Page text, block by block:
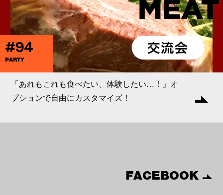
#94
PARTY
「あれもこれも食べたい、体験したい…！」オ
プションで自由にカスタマイズ！
FACEBOOK